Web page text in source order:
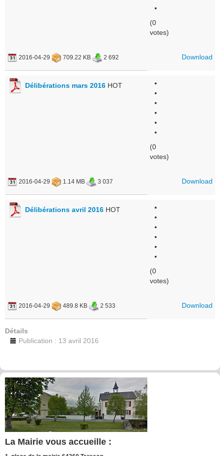
(0
votes)
2016-04-29 709.22 KB 2 692 Download
Délibérations mars 2016 HOT
(0
votes)
2016-04-29 1.14 MB 3 037 Download
Délibérations avril 2016 HOT
(0
votes)
2016-04-29 489.8 KB 2 533 Download
Détails
Publication : 13 avril 2016
La Mairie vous accueille :